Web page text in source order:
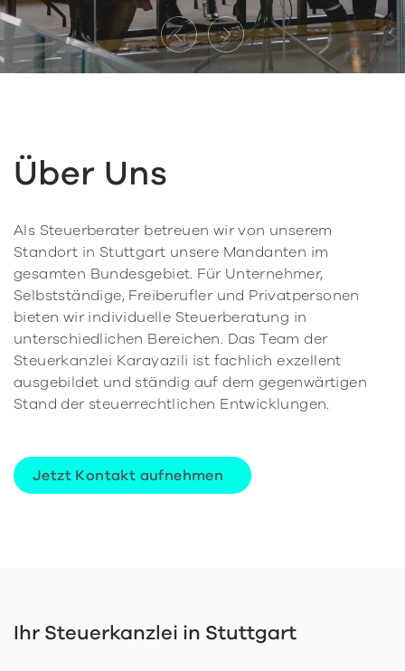
Über Uns
Als Steuerberater betreuen wir von unserem
Standort in Stuttgart unsere Mandanten im
gesamten Bundesgebiet. Für Unternehmer,
Selbstständige, Freiberufler und Privatpersonen
bieten wir individuelle Steuerberatung in
unterschiedlichen Bereichen. Das Team der
Steuerkanzlei Karayazili ist fachlich exzellent
ausgebildet und ständig auf dem gegenwärtigen
Stand der steuerrechtlichen Entwicklungen.
Jetzt Kontakt aufnehmen
Ihr Steuerkanzlei in Stuttgart